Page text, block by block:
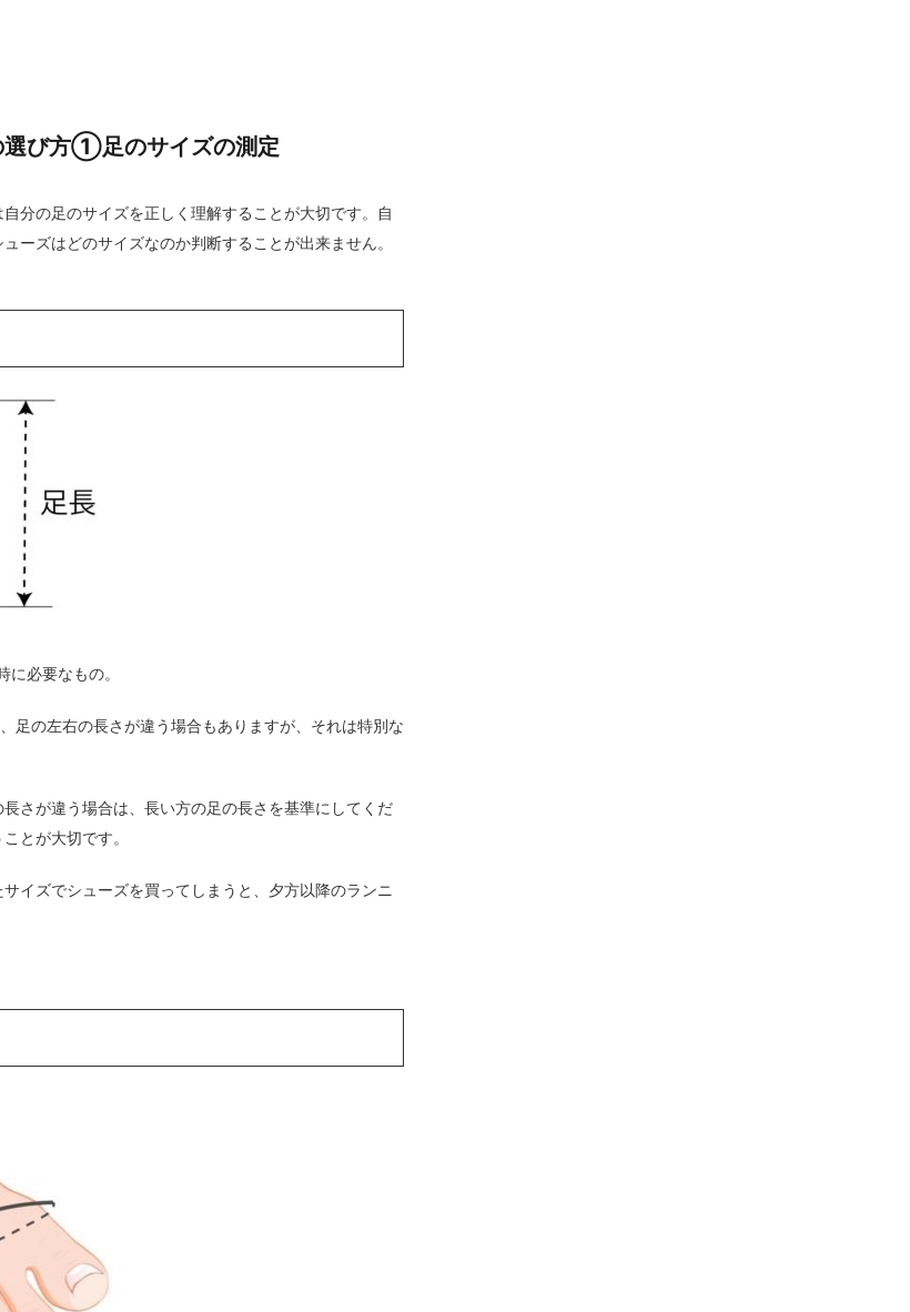
選び方①足のサイズの測定
分の足のサイズを正しく理解することが大切です。自
ーズはどのサイズなのか判断することが出来ません。
必要なもの。
足の左右の長さが違う場合もありますが、それは特別な
さが違う場合は、長い方の足の長さを基準にしてくだ
とが大切です。
イズでシューズを買ってしまうと、夕方以降のランニ